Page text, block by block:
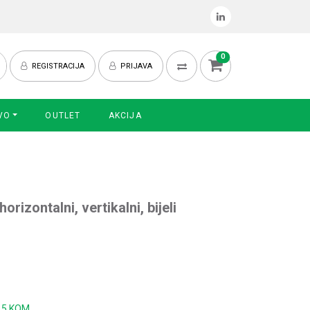
REGISTRACIJA PRIJAVA
0
OUTLET AKCIJA
vertikalni, bijeli